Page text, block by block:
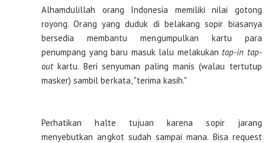
Alhamdulillah orang Indonesia memiliki nilai gotong
royong. Orang yang duduk di belakang sopir biasanya
bersedia membantu mengumpulkan kartu para
penumpang yang baru masuk lalu melakukan tap-in tap-
outkartu. Beri senyuman paling manis (walau tertutup
masker) sambil berkata, "terima kasih."
Perhatikan halte tujuan karena sopir jarang
menyebutkan angkot sudah sampai mana. Bisa request